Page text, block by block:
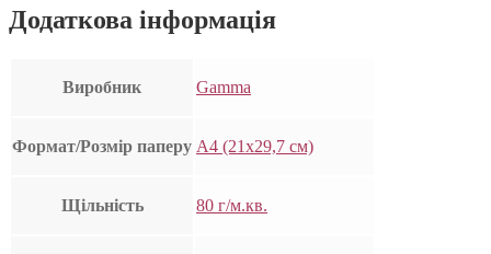
Додаткова інформація
Виробник Gamma
Формат/Розмір паперу А4 (21х29,7 см)
Щільність 80 г/м.кв.